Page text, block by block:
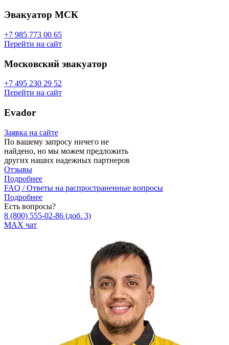
Эвакуатор МСК
+7 985 773 00 65
Перейти на сайт
Московский эвакуатор
+7 495 230 29 52
Перейти на сайт
Evador
Заявка на сайте
По вашему запросу ничего не
найдено, но мы можем предложить
других наших надежных партнеров
Отзывы
Подробнее
FAQ / Ответы на распространенные вопросы
Подробнее
Есть вопросы?
8 (800) 555‑02‑86 (доб. 3)
MAX чат